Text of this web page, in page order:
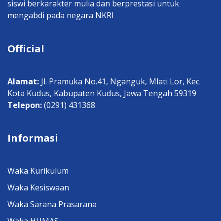
siswi berkarakter mulia dan berprestasi untuk
mengabdi pada negara NKRI
Official
Alamat: Jl. Pramuka No.41, Nganguk, Mlati Lor, Kec.
Kota Kudus, Kabupaten Kudus, Jawa Tengah 59319
Telepon:(0291) 431368
Informasi
Waka Kurikulum
Waka Kesiswaan
Waka Sarana Prasarana